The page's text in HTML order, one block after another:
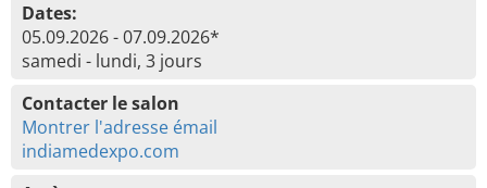
Dates:
05.09.2026 - 07.09.2026*
samedi - lundi, 3 jours
Contacter le salon
Montrer l'adresse émail
indiamedexpo.com